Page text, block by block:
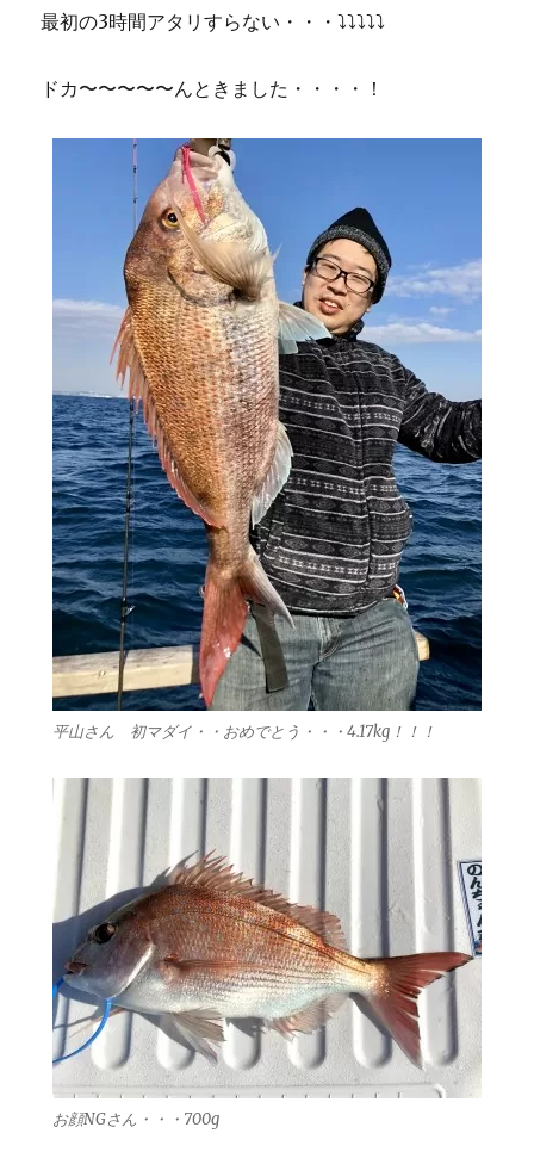
最初の3時間アタリすらない・・・⤵︎⤵︎⤵︎⤵︎⤵︎
ドカ〜〜〜〜〜んときました・・・・！
平山さん 初マダイ・・おめでとう・・・4.17kg！！！
お顔NGさん・・・700g